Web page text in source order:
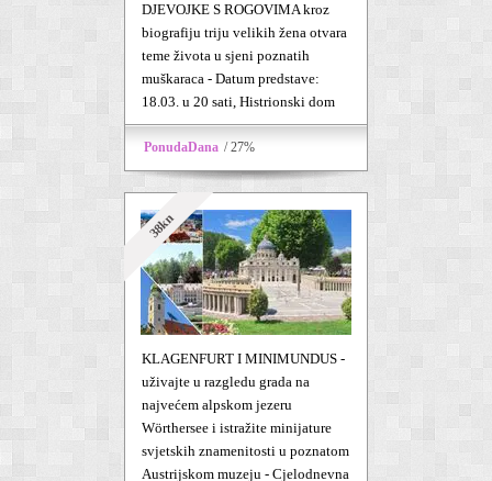
DJEVOJKE S ROGOVIMA kroz
biografiju triju velikih žena otvara
teme života u sjeni poznatih
muškaraca - Datum predstave:
18.03. u 20 sati, Histrionski dom
PonudaDana / 27%
38kn
KLAGENFURT I MINIMUNDUS -
uživajte u razgledu grada na
najvećem alpskom jezeru
Wörthersee i istražite minijature
svjetskih znamenitosti u poznatom
Austrijskom muzeju - Cjelodnevna